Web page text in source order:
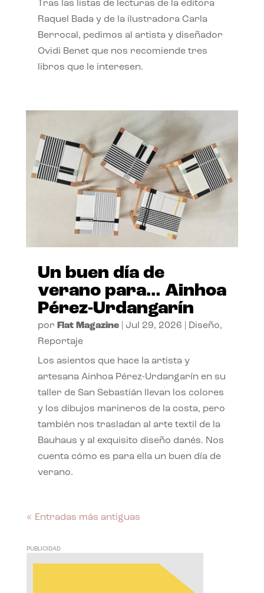
Tras las listas de lecturas de la editora
Raquel Bada y de la ilustradora Carla
Berrocal, pedimos al artista y diseñador
Ovidi Benet que nos recomiende tres
libros que le interesen.
Un buen día de
verano para… Ainhoa
Pérez-Urdangarín
por Flat Magazine| Jul 29, 2026 Diseño,
Reportaje
Los asientos que hace la artista y
artesana Ainhoa Pérez-Urdangarín en su
taller de San Sebastián llevan los colores
y los dibujos marineros de la costa, pero
también nos trasladan al arte textil de la
Bauhaus y al exquisito diseño danés. Nos
cuenta cómo es para ella un buen día de
verano.
« Entradas más antiguas
PUBLICIDAD